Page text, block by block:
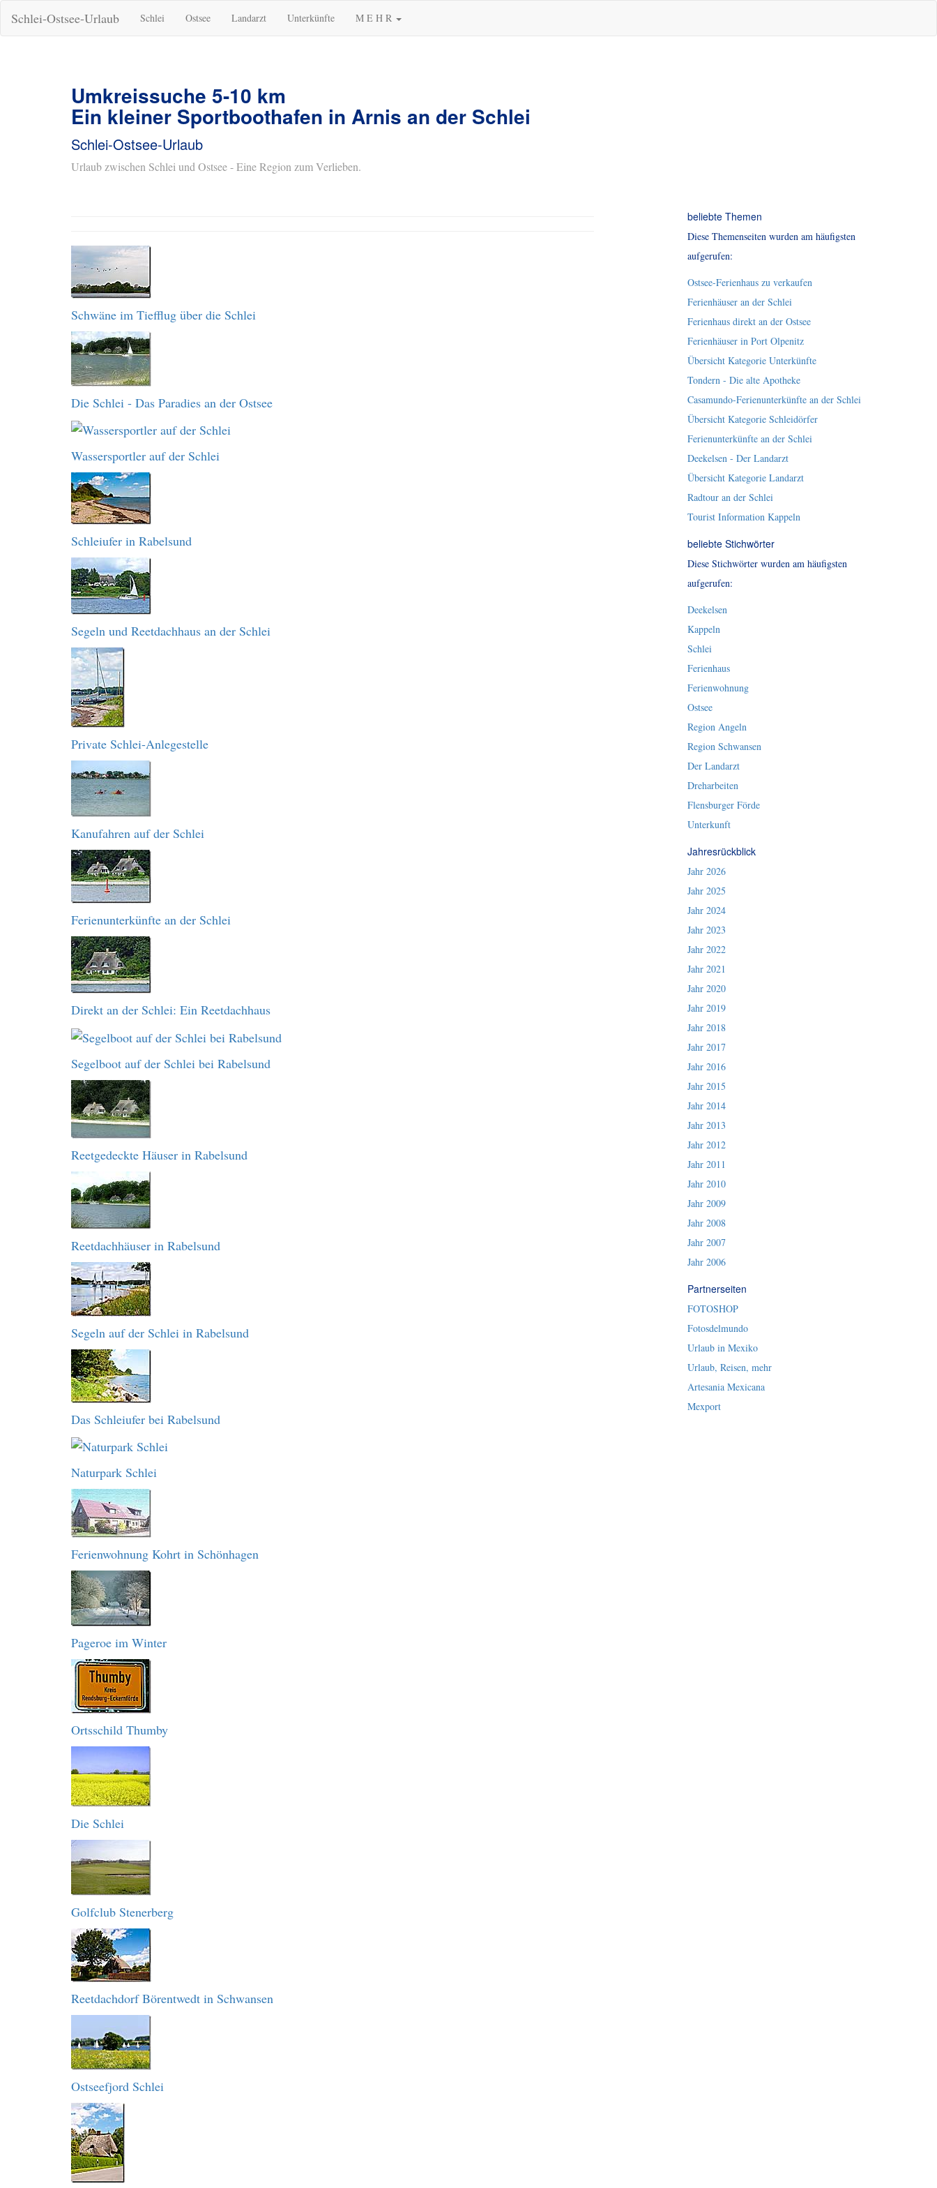
Schlei-Ostsee-Urlaub Schlei Ostsee Landarzt Unterkünfte M E H R
Umkreissuche 5-10 km
Ein kleiner Sportboothafen in Arnis an der Schlei
Schlei-Ostsee-Urlaub
Urlaub zwischen Schlei und Ostsee - Eine Region zum Verlieben.
Schwäne im Tiefflug über die Schlei
Die Schlei - Das Paradies an der Ostsee
Wassersportler auf der Schlei
Schleiufer in Rabelsund
Segeln und Reetdachhaus an der Schlei
Private Schlei-Anlegestelle
Kanufahren auf der Schlei
Ferienunterkünfte an der Schlei
Direkt an der Schlei: Ein Reetdachhaus
Segelboot auf der Schlei bei Rabelsund
Reetgedeckte Häuser in Rabelsund
Reetdachhäuser in Rabelsund
Segeln auf der Schlei in Rabelsund
Das Schleiufer bei Rabelsund
Naturpark Schlei
Ferienwohnung Kohrt in Schönhagen
Pageroe im Winter
Ortsschild Thumby
Die Schlei
Golfclub Stenerberg
Reetdachdorf Börentwedt in Schwansen
Ostseefjord Schlei
beliebte Themen
Diese Themenseiten wurden am häufigsten
aufgerufen:
Ostsee-Ferienhaus zu verkaufen
Ferienhäuser an der Schlei
Ferienhaus direkt an der Ostsee
Ferienhäuser in Port Olpenitz
Übersicht Kategorie Unterkünfte
Tondern - Die alte Apotheke
Casamundo-Ferienunterkünfte an der Schlei
Übersicht Kategorie Schleidörfer
Ferienunterkünfte an der Schlei
Deekelsen - Der Landarzt
Übersicht Kategorie Landarzt
Radtour an der Schlei
Tourist Information Kappeln
beliebte Stichwörter
Diese Stichwörter wurden am häufigsten
aufgerufen:
Deekelsen
Kappeln
Schlei
Ferienhaus
Ferienwohnung
Ostsee
Region Angeln
Region Schwansen
Der Landarzt
Dreharbeiten
Flensburger Förde
Unterkunft
Jahresrückblick
Jahr 2026
Jahr 2025
Jahr 2024
Jahr 2023
Jahr 2022
Jahr 2021
Jahr 2020
Jahr 2019
Jahr 2018
Jahr 2017
Jahr 2016
Jahr 2015
Jahr 2014
Jahr 2013
Jahr 2012
Jahr 2011
Jahr 2010
Jahr 2009
Jahr 2008
Jahr 2007
Jahr 2006
Partnerseiten
FOTOSHOP
Fotosdelmundo
Urlaub in Mexiko
Urlaub, Reisen, mehr
Artesania Mexicana
Mexport